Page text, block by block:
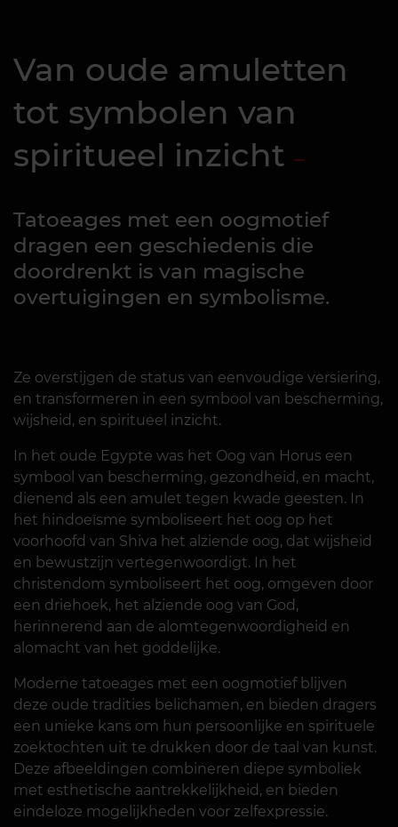
Van oude amuletten
tot symbolen van
spiritueel inzicht
Tatoeages met een oogmotief
dragen een geschiedenis die
doordrenkt is van magische
overtuigingen en symbolisme.
Ze overstijgen de status van eenvoudige versiering,
en transformeren in een symbool van bescherming,
wijsheid, en spiritueel inzicht.
In het oude Egypte was het Oog van Horus een
symbool van bescherming, gezondheid, en macht,
dienend als een amulet tegen kwade geesten. In
het hindoeïsme symboliseert het oog op het
voorhoofd van Shiva het alziende oog, dat wijsheid
en bewustzijn vertegenwoordigt. In het
christendom symboliseert het oog, omgeven door
een driehoek, het alziende oog van God,
herinnerend aan de alomtegenwoordigheid en
alomacht van het goddelijke.
Moderne tatoeages met een oogmotief blijven
deze oude tradities belichamen, en bieden dragers
een unieke kans om hun persoonlijke en spirituele
zoektochten uit te drukken door de taal van kunst.
Deze afbeeldingen combineren diepe symboliek
met esthetische aantrekkelijkheid, en bieden
eindeloze mogelijkheden voor zelfexpressie.